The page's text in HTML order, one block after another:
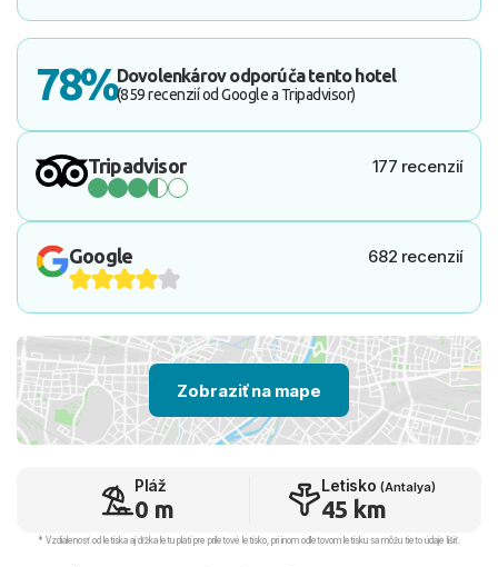
78%Dovolenkárov odporúča tento hotel
(859 recenzií od Google a Tripadvisor)
Tripadvisor 177 recenzií
Google 682 recenzií
Zobraziť na mape
Pláž
0 m
Letisko (Antalya)
45 km
* Vzdialenosť od letiska aj dľžka letu platí pre príletové letisko, pri inom odletovom letisku sa môžu tieto údaje líšiť.